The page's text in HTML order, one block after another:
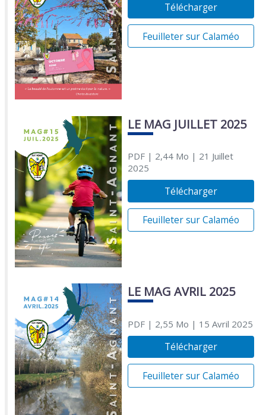
Télécharger
Feuilleter sur Calaméo
LE MAG JUILLET 2025
PDF| 2,44 Mo | 21 Juillet
2025
Télécharger
Feuilleter sur Calaméo
LE MAG AVRIL 2025
PDF| 2,55 Mo | 15 Avril 2025
Télécharger
Feuilleter sur Calaméo